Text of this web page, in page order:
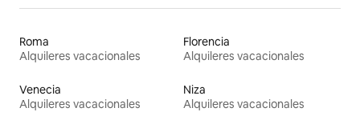
Roma
Alquileres vacacionales
Florencia
Alquileres vacacionales
Venecia
Alquileres vacacionales
Niza
Alquileres vacacionales